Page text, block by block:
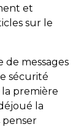
et
sur le
de messages
sécurité
première
la
penser